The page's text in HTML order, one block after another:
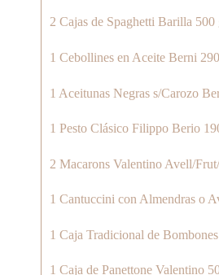
2 Cajas de Spaghetti Barilla 500
1 Cebollines en Aceite Berni
1 Aceitunas Negras s/Carozo
1 Pesto Clásico Filippo Berio
2 Macarons Valentino Avell/
1 Cantuccini con Almendras o
1 Caja Tradicional de
1 Caja de Panettone Valentino